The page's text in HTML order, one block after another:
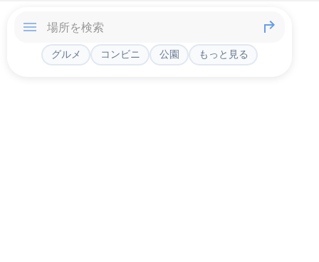
グルメ コンビニ 公園 もっと見る